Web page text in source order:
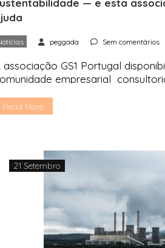
— e esta
peggada Sem comentários
associação GS1 Portugal
empresarial
gases de efeito de estufa ou
impacto social, ambiental e de
Read More
21 Setembro